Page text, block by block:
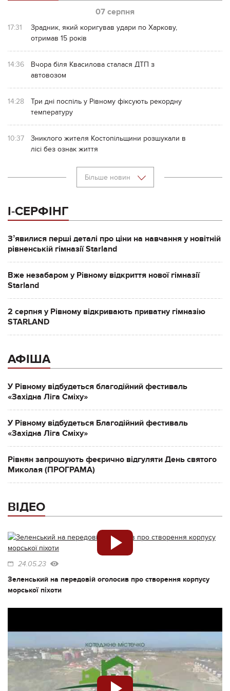
07 серпня
17:31
Зрадник, який коригував удари по Харкову,
отримав 15 років
14:36
Вчора біля Квасилова сталася ДТП з
автовозом
14:28
Три дні поспіль у Рівному фіксують рекордну
температуру
10:37
Зниклого жителя Костопільщини розшукали в
лісі без ознак життя
Більше новин
І-СЕРФІНГ
Зʼявилися перші деталі про ціни на навчання у новітній
рівненській гімназії Starland
Вже незабаром у Рівному відкриття нової гімназії
Starland
2 серпня у Рівному відкривають приватну гімназію
STARLAND
АФІША
У Рівному відбудеться благодійний фестиваль
«Західна Ліга Сміху»
У Рівному відбудеться Благодійний фестиваль
«Західна Ліга Сміху»
Рівнян запрошують феєрично відгуляти День святого
Миколая (ПРОГРАМА)
ВІДЕО
24.05.23
Зеленський на передовій оголосив про створення корпусу
морської піхоти